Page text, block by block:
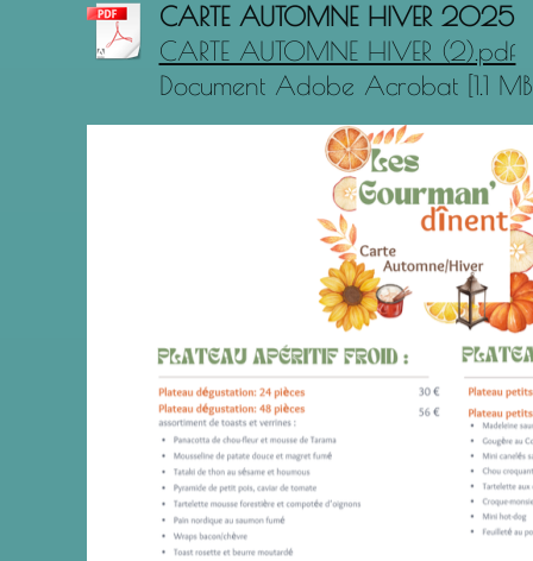
CARTE AUTOMNE HIVER 2025
CARTE AUTOMNE HIVER (2).pdf
Document Adobe Acrobat [1.1